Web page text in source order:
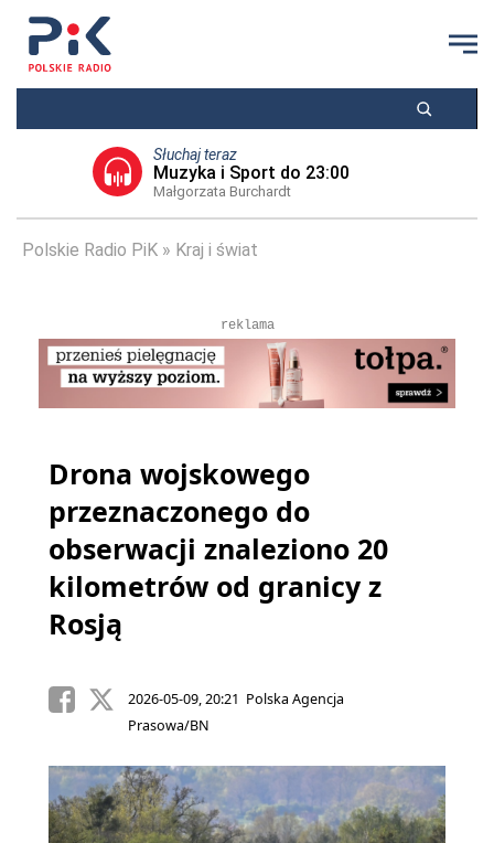
Słuchaj teraz
Muzyka i Sport do 23:00
Małgorzata Burchardt
Polskie Radio PiK Kraj i świat
reklama
Drona wojskowego
przeznaczonego do
obserwacji znaleziono 20
kilometrów od granicy z
Rosją
2026-05-09, 20:21 Polska Agencja
Prasowa/BN